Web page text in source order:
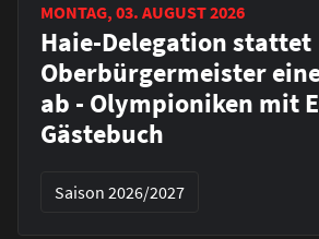
MONTAG, 03. AUGUST 2026
Haie-Delegation stattet
Oberbürgermeister
ab - Olympioniken mit
Gästebuch
Saison 2026/2027